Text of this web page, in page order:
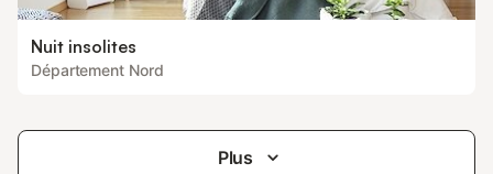
Nuit insolites
Département Nord
Plus